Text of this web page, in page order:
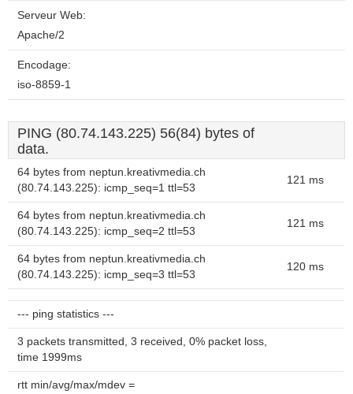
Serveur Web:
Apache/2
Encodage:
iso-8859-1
PING (80.74.143.225) 56(84) bytes of
data.
64 bytes from neptun.kreativmedia.ch
(80.74.143.225): icmp_seq=1 ttl=53
121 ms
64 bytes from neptun.kreativmedia.ch
(80.74.143.225): icmp_seq=2 ttl=53
121 ms
64 bytes from neptun.kreativmedia.ch
(80.74.143.225): icmp_seq=3 ttl=53
120 ms
--- ping statistics ---
3 packets transmitted, 3 received, 0% packet loss,
time 1999ms
rtt min/avg/max/mdev =